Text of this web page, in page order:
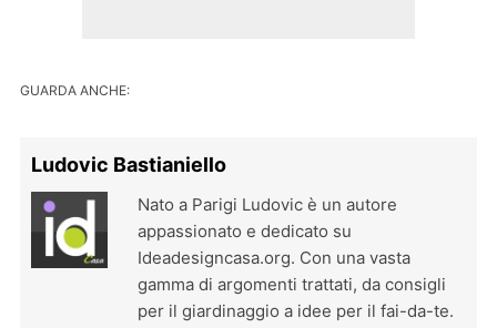
GUARDA ANCHE:
Ludovic Bastianiello
Nato a Parigi Ludovic è un autore
appassionato e dedicato su
Ideadesigncasa.org. Con una vasta
gamma di argomenti trattati, da consigli
per il giardinaggio a idee per il fai-da-te.